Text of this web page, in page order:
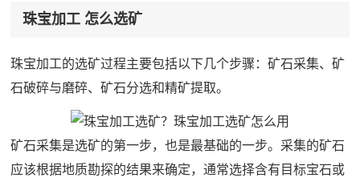
珠宝加工 怎么选矿
珠宝加工的选矿过程主要包括以下几个步骤：矿石采集、矿
石破碎与磨碎、矿石分选和精矿提取。
矿石采集是选矿的第一步，也是最基础的一步。采集的矿石
应该根据地质勘探的结果来确定，通常选择含有目标宝石或